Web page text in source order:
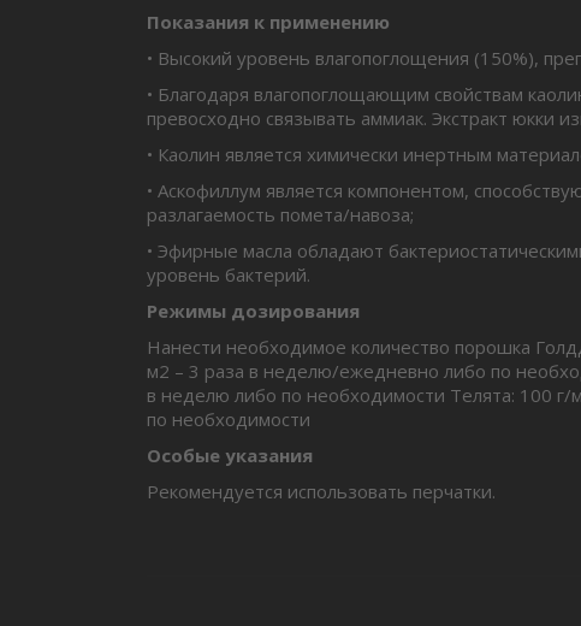
Показания к применению
• Высокий уровень влагопоглощения (150%),
• Благодаря влагопоглощающим свойствам
превосходно связывать аммиак. Экстракт юкки
• Каолин является химически инертным
• Аскофиллум является компонентом,
разлагаемость помета/навоза;
• Эфирные масла обладают
уровень бактерий.
Режимы дозирования
Нанести необходимое количество порошка
м2 – 3 раза в неделю/ежедневно либо по
в неделю либо по необходимости Телята: 100
по необходимости
Особые указания
Рекомендуется использовать перчатки.